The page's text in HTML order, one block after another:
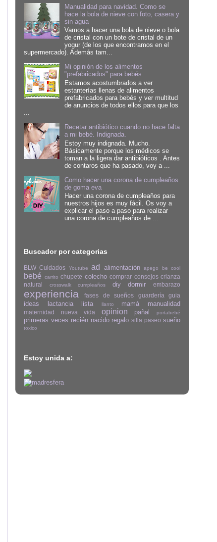
Manualidad para navidad. Como se
hace la bola de nieve con foto, casera y
sin agua
Vamos a hacer una bola de nieve o bola
de cristal con un bote de cristal de un
yogur (de los que encontramos en el
supermercado). Además tam...
Mi opinión de los alimentos
"prefabricados" para bebés
Estamos acostumbrados a ver
estanterías llenas de alimentos
prefabricados para bebés y ver multitud
de anuncios de todos ellos para que los
...
Recetar antibiótico cuando no hace falta
a mi bebé. Indignada.
Estoy muy indignada. Mucho.
Básicamente porque los médicos se
toman a la ligera dar antibióticos . Antes
de contaros que ha pasado, voy a ...
Como hacer una corona de cumpleaños
de goma eva
Hacer una corona de cumpleaños para
nuestros hijos es muy fácil. Os voy a
explicar el paso a paso para realizar
una corona de cumpleaños de ...
Buscador por categorias
BLW Cuidados Youtube ad alimentación apego be cool
bebé carrito chupete colecho comprar consejos crianza
natural
crosswalk cumpleaños diy dormir embarazo
experiencia fases de sueños guardería guia
ideas lactancia lista llanto mamá manualidad
maternidad nueva vida opinion pañal portabebé
primeras veces recién nacido regalo silla paseo sueño
toxico
Estoy unida a: